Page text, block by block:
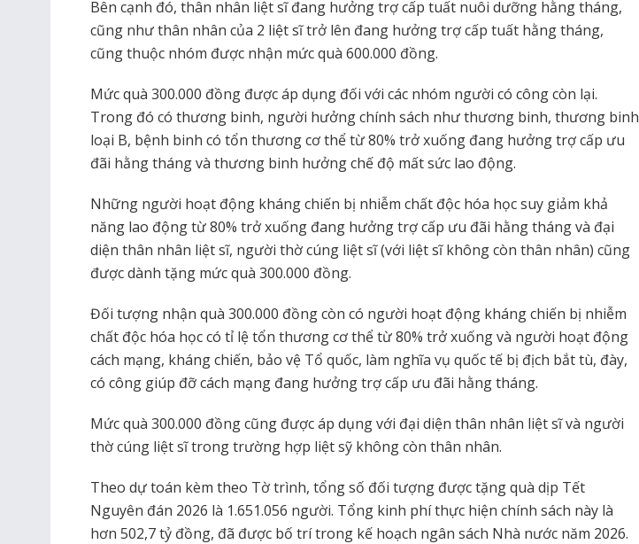
Bên cạnh đó, thân nhân liệt sĩ đang hưởng trợ cấp tuất nuôi dưỡng hằng tháng,
cũng như thân nhân của 2 liệt sĩ trở lên đang hưởng trợ cấp tuất hằng tháng,
cũng thuộc nhóm được nhận mức quà 600.000 đồng.
Mức quà 300.000 đồng được áp dụng đối với các nhóm người có công còn lại.
Trong đó có thương binh, người hưởng chính sách như thương binh, thương binh
loại B, bệnh binh có tổn thương cơ thể từ 80% trở xuống đang hưởng trợ cấp ưu
đãi hằng tháng và thương binh hưởng chế độ mất sức lao động.
Những người hoạt động kháng chiến bị nhiễm chất độc hóa học suy giảm khả
năng lao động từ 80% trở xuống đang hưởng trợ cấp ưu đãi hằng tháng và đại
diện thân nhân liệt sĩ, người thờ cúng liệt sĩ (với liệt sĩ không còn thân nhân) cũng
được dành tặng mức quà 300.000 đồng.
Đối tượng nhận quà 300.000 đồng còn có người hoạt động kháng chiến bị nhiễm
chất độc hóa học có tỉ lệ tổn thương cơ thể từ 80% trở xuống và người hoạt động
cách mạng, kháng chiến, bảo vệ Tổ quốc, làm nghĩa vụ quốc tế bị địch bắt tù, đày,
có công giúp đỡ cách mạng đang hưởng trợ cấp ưu đãi hằng tháng.
Mức quà 300.000 đồng cũng được áp dụng với đại diện thân nhân liệt sĩ và người
thờ cúng liệt sĩ trong trường hợp liệt sỹ không còn thân nhân.
Theo dự toán kèm theo Tờ trình, tổng số đối tượng được tặng quà dịp Tết
Nguyên đán 2026 là 1.651.056 người. Tổng kinh phí thực hiện chính sách này là
hơn 502,7 tỷ đồng, đã được bố trí trong kế hoạch ngân sách Nhà nước năm 2026.